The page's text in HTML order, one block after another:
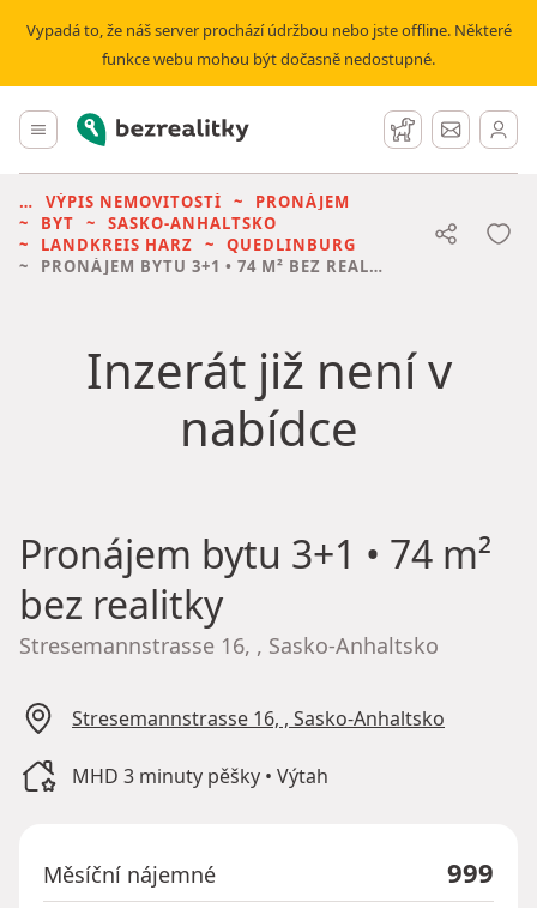
Vypadá to, že náš server prochází údržbou nebo jste offline. Některé
funkce webu mohou být dočasně nedostupné.
Hlavní menu
Bezrealitky Hlídací pes
Zprávy
VÝPIS NEMOVITOSTÍ
PRONÁJEM
BYT
SASKO-ANHALTSKO
LANDKREIS HARZ
QUEDLINBURG
PRONÁJEM BYTU 3+1 • 74 M² BEZ REALITKY
Inzerát již není v
nabídce
Pronájem bytu 3+1 • 74 m²
bez realitky
Stresemannstrasse 16, , Sasko-Anhaltsko
Stresemannstrasse 16, , Sasko-Anhaltsko
MHD 3 minuty pěšky • Výtah
Měsíční nájemné 999